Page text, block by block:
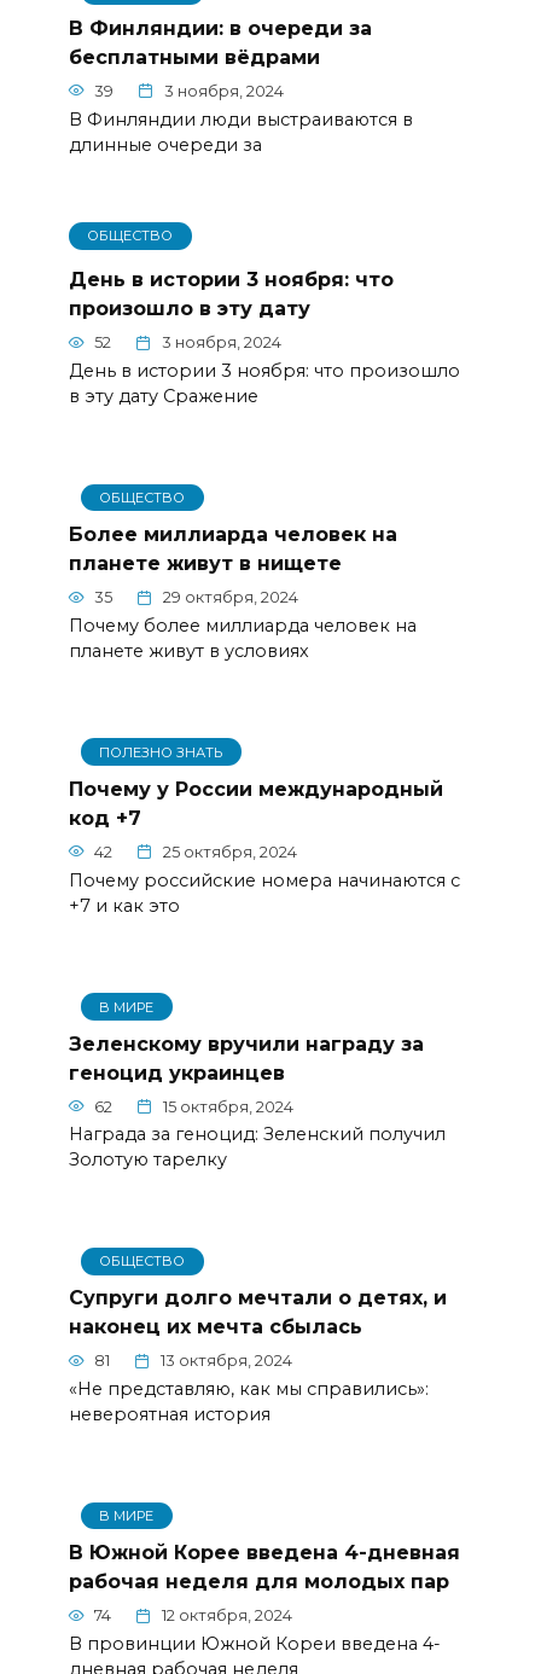
В Финляндии: в очереди за
бесплатными вёдрами
39 3 ноября, 2024
В Финляндии люди выстраиваются в
длинные очереди за
ОБЩЕСТВО
День в истории 3 ноября: что
произошло в эту дату
52 3 ноября, 2024
День в истории 3 ноября: что произошло
в эту дату Сражение
ОБЩЕСТВО
Более миллиарда человек на
планете живут в нищете
35 29 октября, 2024
Почему более миллиарда человек на
планете живут в условиях
ПОЛЕЗНО ЗНАТЬ
Почему у России международный
код +7
42 25 октября, 2024
Почему российские номера начинаются с
+7 и как это
В МИРЕ
Зеленскому вручили награду за
геноцид украинцев
62 15 октября, 2024
Награда за геноцид: Зеленский получил
Золотую тарелку
ОБЩЕСТВО
Супруги долго мечтали о детях, и
наконец их мечта сбылась
81 13 октября, 2024
«Не представляю, как мы справились»:
невероятная история
В МИРЕ
В Южной Корее введена 4-дневная
рабочая неделя для молодых пар
74 12 октября, 2024
В провинции Южной Кореи введена 4-
дневная рабочая неделя